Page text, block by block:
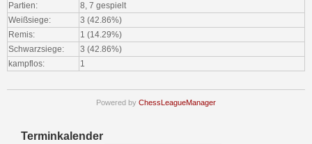
Partien:
8, 7 gespielt
Weißsiege:
3 (42.86%)
Remis:
1 (14.29%)
Schwarzsiege:
3 (42.86%)
kampflos:
1
Powered by ChessLeagueManager
Terminkalender